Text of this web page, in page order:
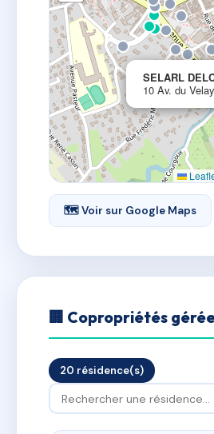
SELARL
10 Av. du
🗺 Voir sur Google Maps
🏢 Copropriétés
20 résidence(s)